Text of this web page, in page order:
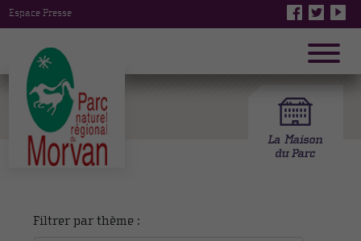
Espace Presse
Filtrer par thème :